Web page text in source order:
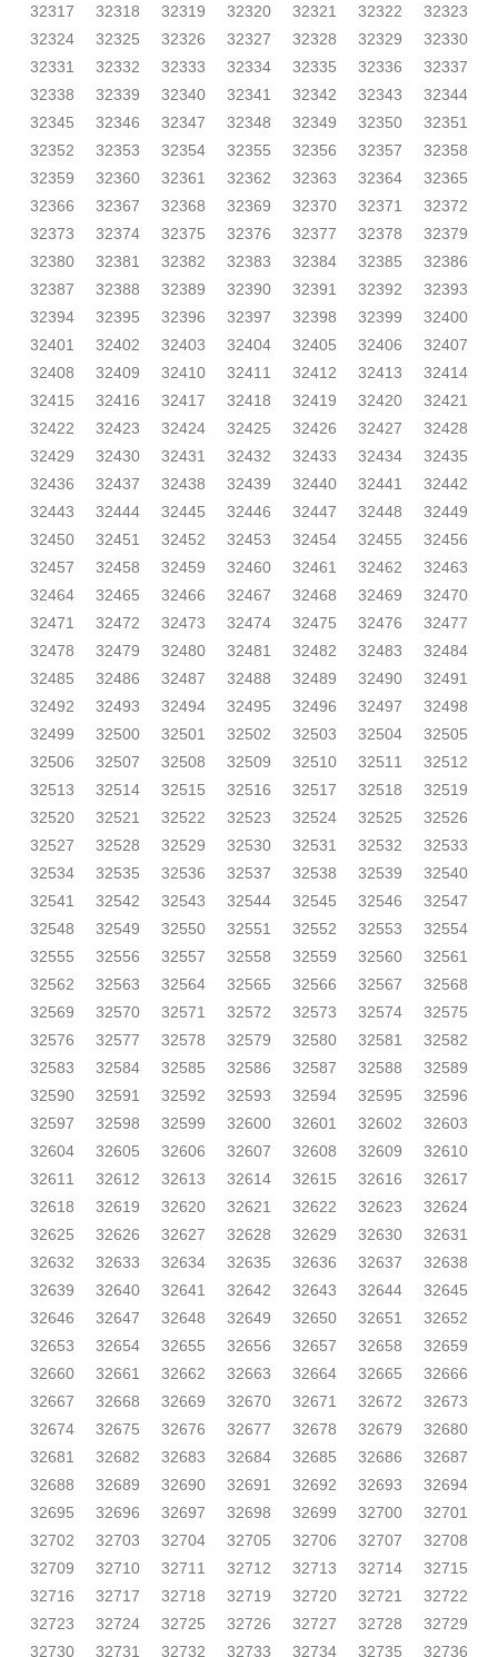
32317
32318 32319 32320 32321 32322
32323
32324
32325 32326 32327 32328 32329
32330
32331
32332 32333 32334 32335 32336
32337
32338
32339 32340 32341 32342 32343
32344
32345
32346 32347 32348 32349 32350
32351
32352
32353 32354 32355 32356 32357
32358
32359
32360 32361 32362 32363 32364
32365
32366
32367 32368 32369 32370 32371
32372
32373
32374 32375 32376 32377 32378
32379
32380
32381 32382 32383 32384 32385
32386
32387
32388 32389 32390 32391 32392
32393
32394
32395 32396 32397 32398 32399
32400
32401
32402 32403 32404 32405 32406
32407
32408
32409 32410 32411 32412 32413
32414
32415
32416 32417 32418 32419 32420
32421
32422
32423 32424 32425 32426 32427
32428
32429
32430 32431 32432 32433 32434
32435
32436
32437 32438 32439 32440 32441
32442
32443
32444 32445 32446 32447 32448
32449
32450
32451 32452 32453 32454 32455
32456
32457
32458 32459 32460 32461 32462
32463
32464
32465 32466 32467 32468 32469
32470
32471
32472 32473 32474 32475 32476
32477
32478
32479 32480 32481 32482 32483
32484
32485
32486 32487 32488 32489 32490
32491
32492
32493 32494 32495 32496 32497
32498
32499
32500 32501 32502 32503 32504
32505
32506
32507 32508 32509 32510 32511
32512
32513
32514 32515 32516 32517 32518
32519
32520
32521 32522 32523 32524 32525
32526
32527
32528 32529 32530 32531 32532
32533
32534
32535 32536 32537 32538 32539
32540
32541
32542 32543 32544 32545 32546
32547
32548
32549 32550 32551 32552 32553
32554
32555
32556 32557 32558 32559 32560
32561
32562
32563 32564 32565 32566 32567
32568
32569
32570 32571 32572 32573 32574
32575
32576
32577 32578 32579 32580 32581
32582
32583
32584 32585 32586 32587 32588
32589
32590
32591 32592 32593 32594 32595
32596
32597
32598 32599 32600 32601 32602
32603
32604
32605 32606 32607 32608 32609
32610
32611
32612 32613 32614 32615 32616
32617
32618
32619 32620 32621 32622 32623
32624
32625
32626 32627 32628 32629 32630
32631
32632
32633 32634 32635 32636 32637
32638
32639
32640 32641 32642 32643 32644
32645
32646
32647 32648 32649 32650 32651
32652
32653
32654 32655 32656 32657 32658
32659
32660
32661 32662 32663 32664 32665
32666
32667
32668 32669 32670 32671 32672
32673
32674
32675 32676 32677 32678 32679
32680
32681
32682 32683 32684 32685 32686
32687
32688
32689 32690 32691 32692 32693
32694
32695
32696 32697 32698 32699 32700
32701
32702
32703 32704 32705 32706 32707
32708
32709
32710 32711 32712 32713 32714
32715
32716
32717 32718 32719 32720 32721
32722
32723
32724 32725 32726 32727 32728
32729
32730
32731 32732 32733 32734 32735 32736